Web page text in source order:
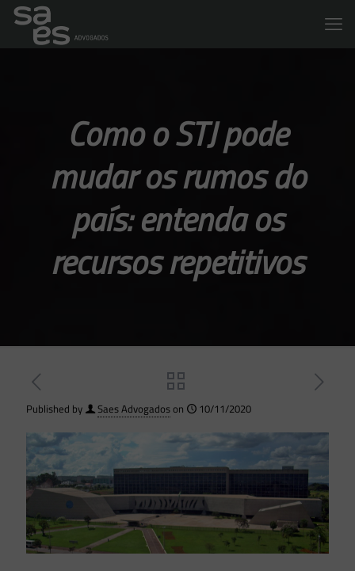
Como o STJ pode
mudar os rumos do
país: entenda os
recursos repetitivos
Published by Saes Advogadoson 10/11/2020